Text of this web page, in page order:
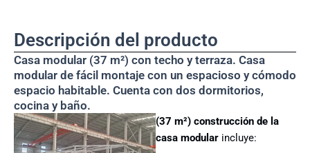
Descripción del producto
Casa modular (37 m²) con techo y terraza. Casa
modular de fácil montaje con un espacioso y cómodo
espacio habitable. Cuenta con dos dormitorios,
cocina y baño.
(37 m²) construcción de la
casa modular incluye: